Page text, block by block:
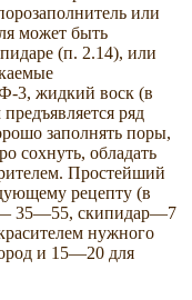
или
может быть
(п. 2.14), или
3, жидкий воск (в
ряд
заполнять поры,
сохнуть, обладать
Простейший
рецепту (в
— 35—55, скипидар—7
нужного
и 15—20 для